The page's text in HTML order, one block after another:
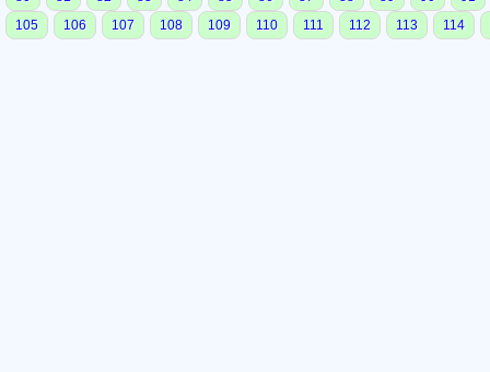
105
106 107 108 109 110 111 112 113 114